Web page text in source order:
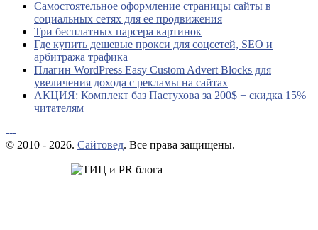
Самостоятельное оформление страницы сайты в
социальных сетях для ее продвижения
Три бесплатных парсера картинок
Где купить дешевые прокси для соцсетей, SEO и
арбитража трафика
Плагин WordPress Easy Custom Advert Blocks для
увеличения дохода с рекламы на сайтах
АКЦИЯ: Комплект баз Пастухова за 200$ + скидка 15%
читателям
---
© 2010 - 2026. Сайтовед. Все права защищены.